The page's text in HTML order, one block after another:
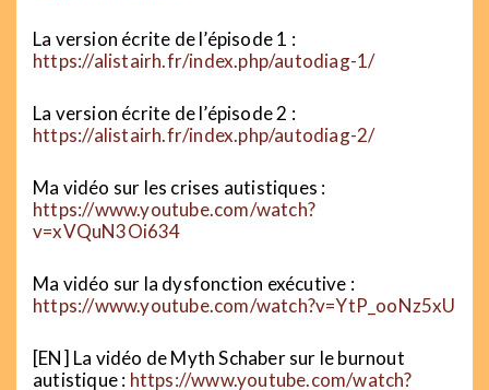
La version écrite de l’épisode 1 :
https://alistairh.fr/index.php/autodiag-1/
La version écrite de l’épisode 2 :
https://alistairh.fr/index.php/autodiag-2/
Ma vidéo sur les crises autistiques :
https://www.youtube.com/watch?
v=xVQuN3Oi634
Ma vidéo sur la dysfonction exécutive :
https://www.youtube.com/watch?v=YtP_ooNz5xU
[EN] La vidéo de Myth Schaber sur le burnout
autistique : https://www.youtube.com/watch?